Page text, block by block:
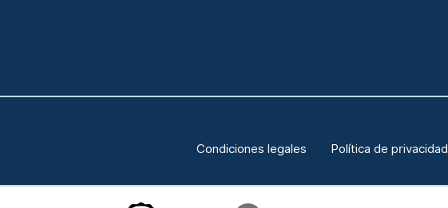
Condiciones legales Política de privacidad